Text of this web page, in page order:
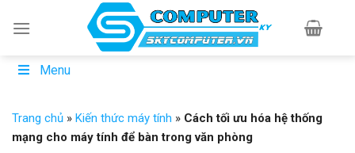
Menu
Trang chủ » Kiến thức máy tính » Cách tối ưu hóa hệ thống
mạng cho máy tính để bàn trong văn phòng